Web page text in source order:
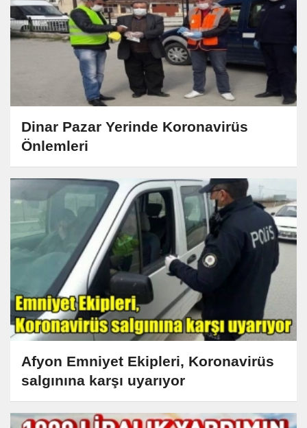
Dinar Pazar Yerinde Koronavirüs
Önlemleri
Afyon Emniyet Ekipleri, Koronavirüs
salgınına karşı uyarıyor